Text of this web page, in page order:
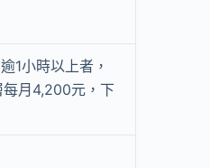
1小時以上者，
月4,200元，下